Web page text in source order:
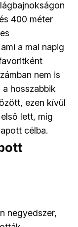
400 méter
a mai napig
nem is
hosszabbik
ezen kívül
lett, míg
célba.
negyedszer,